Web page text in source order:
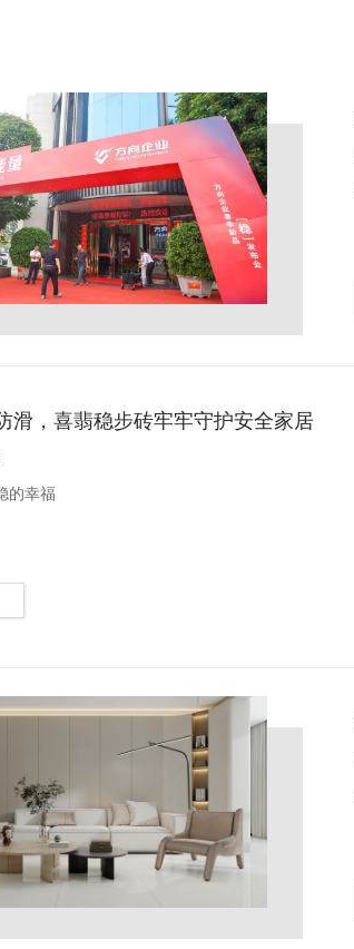
滑，喜翡稳步砖牢牢守护安全家居
的幸福